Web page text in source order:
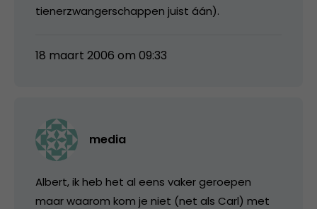
tienerzwangerschappen juist áán).
18 maart 2006 om 09:33
media
Albert, ik heb het al eens vaker geroepen
maar waarom kom je niet (net als Carl) met